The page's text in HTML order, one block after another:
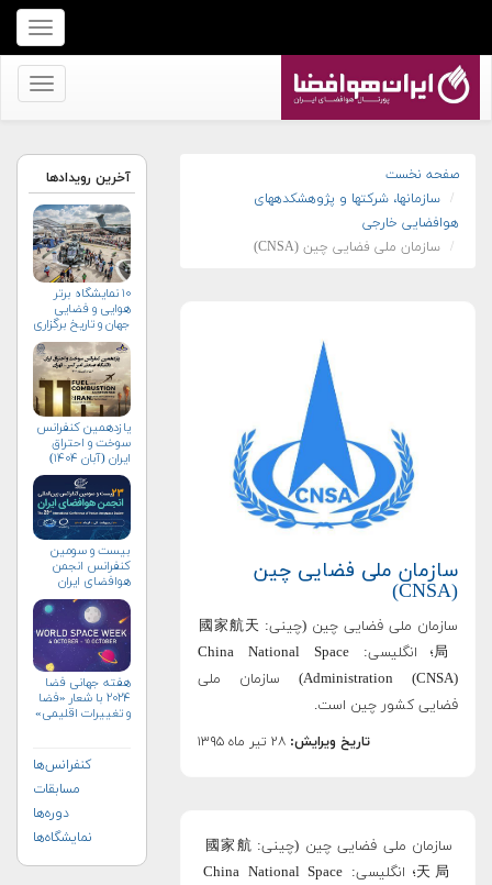
برای
نمایش
منو
برای
کنید
صفحه نخست
سازمان‏ها، شرکت‏ها و پژوهشکده‏های
هوافضایی خارجی
سازمان ملی فضایی چین (CNSA)
سازمان ملی فضایی چین
(CNSA)
سازمان ملی فضایی چین (چینی: 國家航天
局؛ انگلیسی: China National Space
Administration (CNSA)) سازمان ملی
فضایی کشور چین است.
تاریخ ویرایش: ۲۸ تیر ماه ۱۳۹۵
سازمان ملی فضایی چین (چینی: 國家航
天局؛ انگلیسی: China National Space
آخرین رویدادها
۱۰ نمایشگاه برتر
هوایی و فضایی
جهان و تاریخ برگزاری
آن‌ها
یازدهمین کنفرانس
سوخت و احتراق
ایران (آبان‌ ۱۴۰۴)
بیست و سومین
کنفرانس انجمن
هوافضای ايران
هفته جهانی فضا
۲۰۲۴ با شعار «فضا
و تغییرات اقلیمی»
کنفرانس‌ها
مسابقات
دوره‌ها
نمایشگاه‌ها